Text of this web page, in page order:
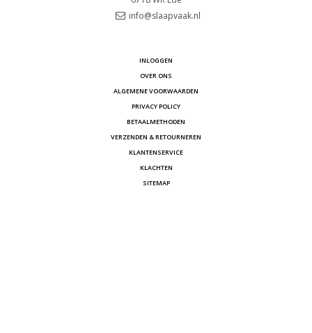
info@slaapvaak.nl
INLOGGEN
OVER ONS
ALGEMENE VOORWAARDEN
PRIVACY POLICY
BETAALMETHODEN
VERZENDEN & RETOURNEREN
KLANTENSERVICE
KLACHTEN
SITEMAP